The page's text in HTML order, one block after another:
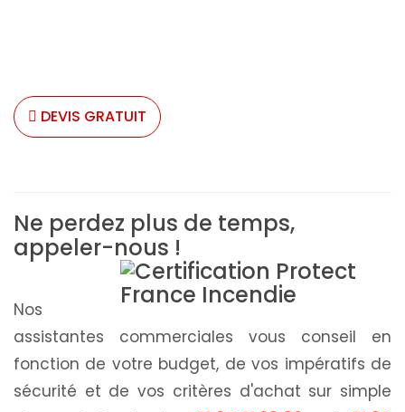
DEVIS GRATUIT
Ne perdez plus de temps,
appeler-nous !
Nos
assistantes commerciales vous conseil en
fonction de votre budget, de vos impératifs de
sécurité et de vos critères d'achat sur simple